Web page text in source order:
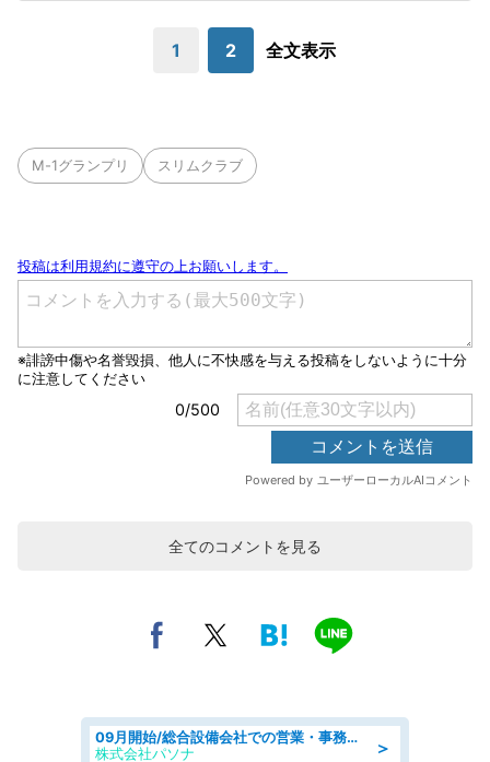
1 2 全文表示
M-1グランプリ スリムクラブ
全てのコメントを見る
＞
09月開始/総合設備会社での営業・事務のお仕事/車通勤可/賞与あり/営業/営業事務
株式会社パソナ